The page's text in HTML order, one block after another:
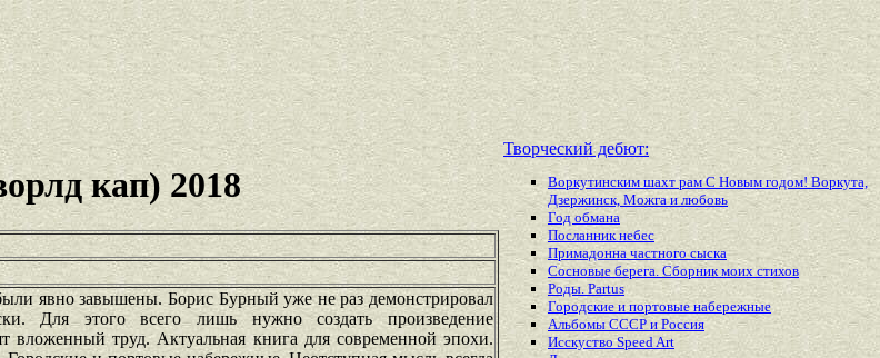
кап) 2018
явно завышены. Борис Бурный уже не раз демонстрировал
Для этого всего лишь нужно создать произведение
вложенный труд. Актуальная книга для современной эпохи.
Творческий дебют:
Воркутинским шахт рам С Новым годом! Воркута,
Дзержинск, Можга и любовь
Год обмана
Посланник небес
Примадонна частного сыска
Сосновые берега. Сборник моих стихов
Роды. Partus
Городские и портовые набережные
Альбомы СССР и Россия
Исскуство Speed Art